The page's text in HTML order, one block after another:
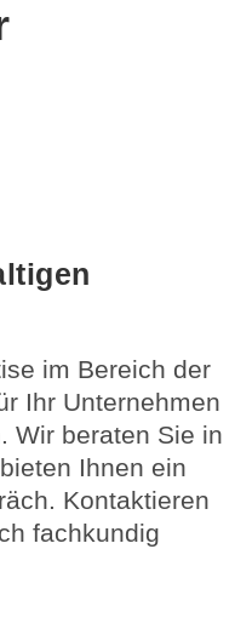
im Bereich der
Ihr Unternehmen
Wir beraten Sie in
Ihnen ein
Kontaktieren
fachkundig